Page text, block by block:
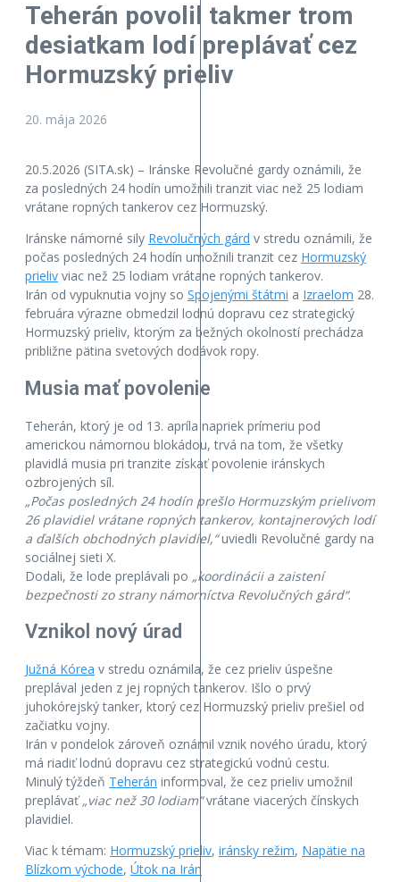
Teherán povolil takmer trom
desiatkam lodí preplávať cez
Hormuzský prieliv
20. mája 2026
20.5.2026 (SITA.sk) – Iránske Revolučné gardy oznámili, že
za posledných 24 hodín umožnili tranzit viac než 25 lodiam
vrátane ropných tankerov cez Hormuzský.
Iránske námorné sily Revolučných gárd v stredu oznámili, že
počas posledných 24 hodín umožnili tranzit cez Hormuzský
prieliv viac než 25 lodiam vrátane ropných tankerov.
Irán od vypuknutia vojny so Spojenými štátmi a Izraelom 28.
februára výrazne obmedzil lodnú dopravu cez strategický
Hormuzský prieliv, ktorým za bežných okolností prechádza
približne pätina svetových dodávok ropy.
Musia mať povolenie
Teherán, ktorý je od 13. apríla napriek prímeriu pod
americkou námornou blokádou, trvá na tom, že všetky
plavidlá musia pri tranzite získať povolenie iránskych
ozbrojených síl.
„Počas posledných 24 hodín prešlo Hormuzským prielivom
26 plavidiel vrátane ropných tankerov, kontajnerových lodí
a ďalších obchodných plavidiel,“uviedli Revolučné gardy na
sociálnej sieti X.
Dodali, že lode preplávali po „koordinácii a zaistení
bezpečnosti zo strany námorníctva Revolučných gárd“.
Vznikol nový úrad
Južná Kórea v stredu oznámila, že cez prieliv úspešne
preplával jeden z jej ropných tankerov. Išlo o prvý
juhokórejský tanker, ktorý cez Hormuzský prieliv prešiel od
začiatku vojny.
Irán v pondelok zároveň oznámil vznik nového úradu, ktorý
má riadiť lodnú dopravu cez strategickú vodnú cestu.
Minulý týždeň Teherán informoval, že cez prieliv umožnil
preplávať„viac než 30 lodiam“vrátane viacerých čínskych
plavidiel.
Viac k témam: Hormuzský prieliv, iránsky režim, Napätie na
Blízkom východe, Útok na Irán